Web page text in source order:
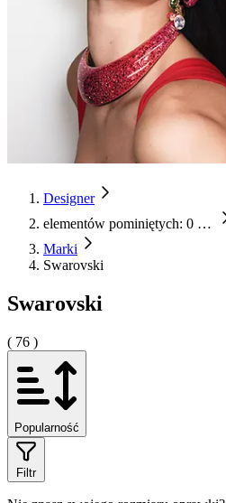
Designer
elementów pominiętych: 0 …
Marki
Swarovski
Swarovski
( 76 )
Popularność
Filtr